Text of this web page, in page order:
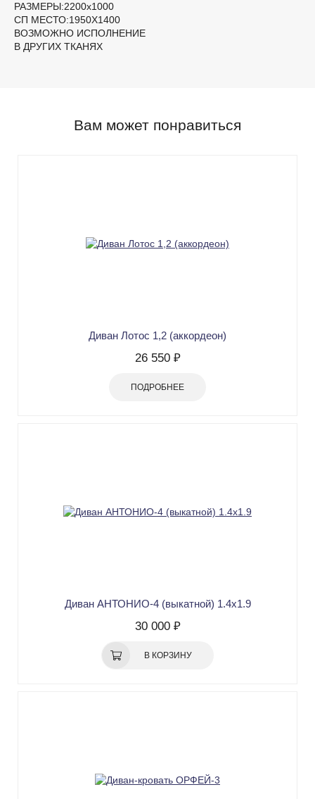
РАЗМЕРЫ:2200х1000
СП МЕСТО:1950Х1400
ВОЗМОЖНО ИСПОЛНЕНИЕ
В ДРУГИХ ТКАНЯХ
Вам может понравиться
Диван Лотос 1,2 (аккордеон)
26 550 ₽
ПОДРОБНЕЕ
Диван АНТОНИО-4 (выкатной) 1.4х1.9
30 000 ₽
В КОРЗИНУ